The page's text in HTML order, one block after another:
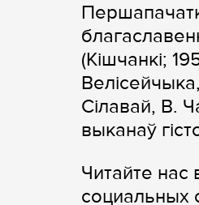
(Кішчанкі;
Сілавай, В.
выканаў
Читайте
cоциальных